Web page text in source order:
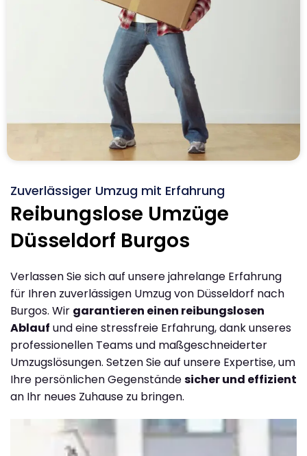
Zuverlässiger Umzug mit Erfahrung
Reibungslose Umzüge
Düsseldorf Burgos
Verlassen Sie sich auf unsere jahrelange Erfahrung
für Ihren zuverlässigen Umzug von Düsseldorf nach
Burgos. Wir garantieren einen reibungslosen
Ablauf und eine stressfreie Erfahrung, dank unseres
professionellen Teams und maßgeschneiderter
Umzugslösungen. Setzen Sie auf unsere Expertise, um
Ihre persönlichen Gegenständesicher und effizient
an Ihr neues Zuhause zu bringen.